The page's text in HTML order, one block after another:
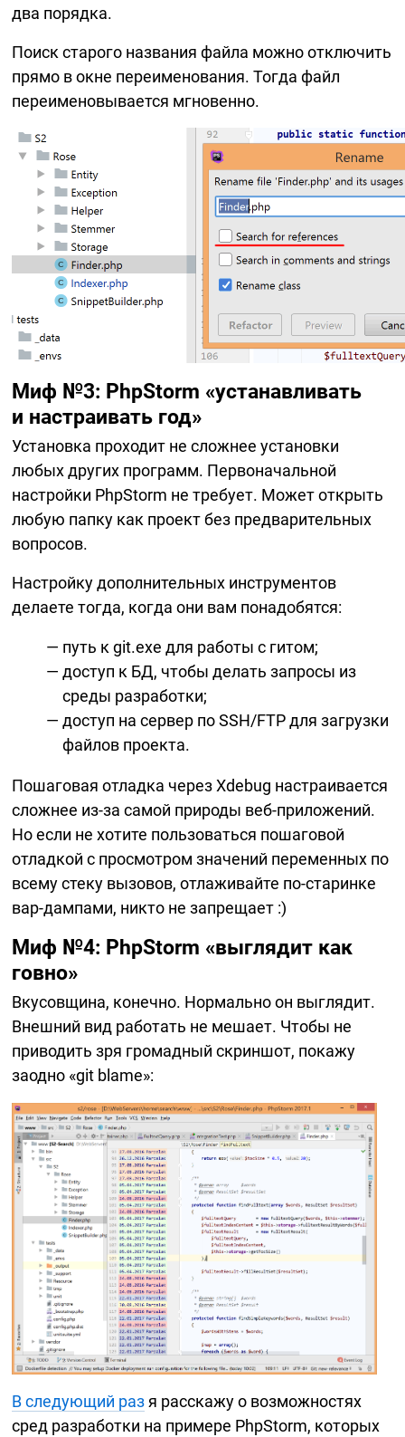
два порядка.
Поиск старого названия файла можно отключить
прямо в окне переименования. Тогда файл
переименовывается мгновенно.
Миф №3: PhpStorm «устанавливать
и настраивать год»
Установка проходит не сложнее установки
любых других программ. Первоначальной
настройки PhpStorm не требует. Может открыть
любую папку как проект без предварительных
вопросов.
Настройку дополнительных инструментов
делаете тогда, когда они вам понадобятся:
путь к git.exe для работы с гитом;
доступ к БД, чтобы делать запросы из
среды разработки;
доступ на сервер по SSH/FTP для загрузки
файлов проекта.
Пошаговая отладка через Xdebug настраивается
сложнее из-за самой природы веб-приложений.
Но если не хотите пользоваться пошаговой
отладкой с просмотром значений переменных по
всему стеку вызовов, отлаживайте по-старинке
вар-дампами, никто не запрещает :)
Миф №4: PhpStorm «выглядит как
говно»
Вкусовщина, конечно. Нормально он выглядит.
Внешний вид работать не мешает. Чтобы не
приводить зря громадный скриншот, покажу
заодно «git blame»:
В следующий разя расскажу о возможностях
сред разработки на примере PhpStorm, которых